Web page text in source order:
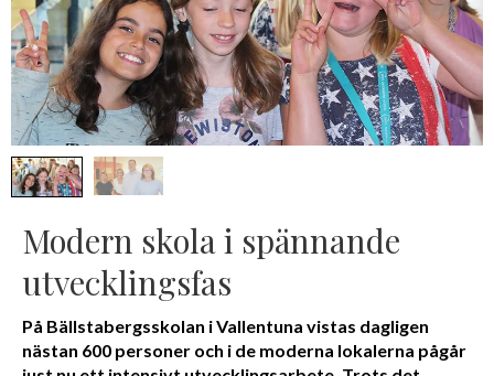
Modern skola i spännande
utvecklingsfas
På Bällstabergsskolan i Vallentuna vistas dagligen
nästan 600 personer och i de moderna lokalerna pågår